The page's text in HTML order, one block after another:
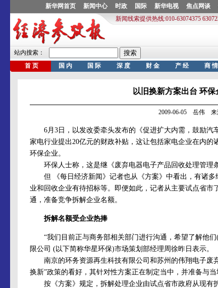
以旧换新方案出台 环
2009-06-05 岳伟 来
6月3日，以发改委牵头发布的《促进扩大内需，鼓励汽
家电行业提出20亿元的财政补贴，这让包括家电企业在内
环保企业。
环保人士称，这是继《废弃电器电子产品回收处理管理
但 《每日经济新闻》记者也从《方案》中看出，有诸多
业和回收企业有待招标等。即便如此，记者从主要试点省
通，准备竞争拆解企业名额。
拆解名额受企业热捧
“我们目前正与商务部相关部门进行沟通，希望了解他们
限公司 (以下简称华星环保)市场策划部经理周徐昨日表示。
南京的环务资源再生科技有限公司和苏州的伟翔电子废
换新”政策的看好，其针对性方案正在制定当中，并准备与当
按《方案》规定，拆解处理企业由试点省市政府从现有